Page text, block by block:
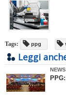
Tags: ppg
Leggi
NEWS